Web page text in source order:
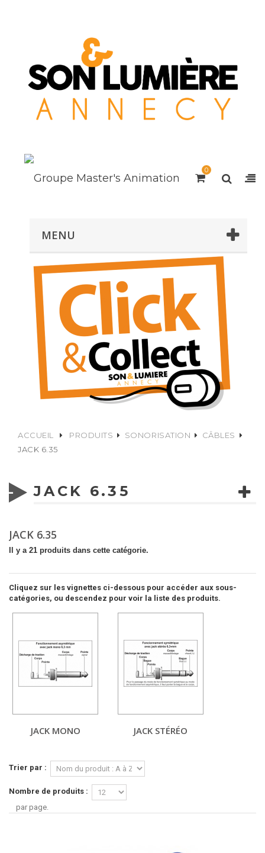
0
MENU
ACCUEIL PRODUITS SONORISATION
CÂBLES
JACK 6.35
JACK 6.35
JACK 6.35
Il y a 21 produits dans cette catégorie.
Cliquez sur les vignettes ci-dessous pour accéder aux sous-
catégories, ou descendez pour voir la liste des produits.
JACK MONO JACK STÉRÉO
Trier par :
Nombre de produits :
par page.